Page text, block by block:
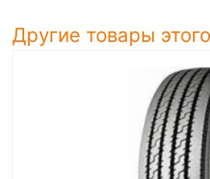
Другие товары